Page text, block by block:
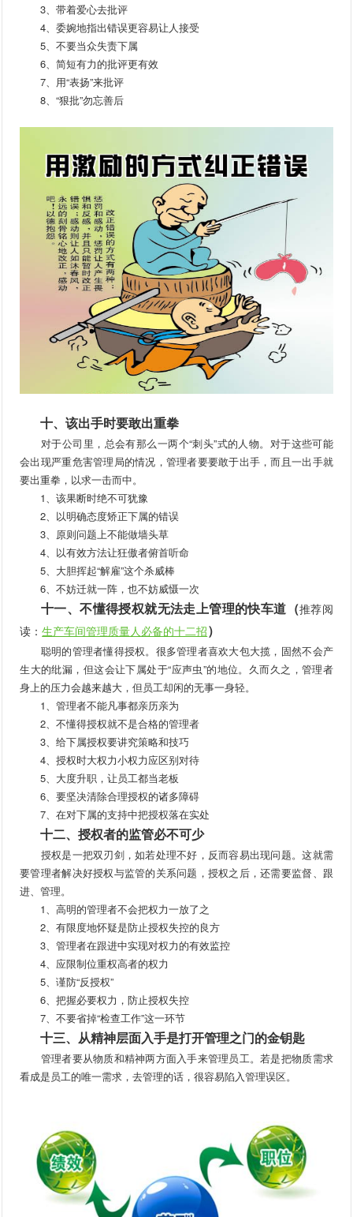
3、带着爱心去批评
4、委婉地指出错误更容易让人接受
5、不要当众失责下属
6、简短有力的批评更有效
7、用“表扬”来批评
8、“狠批”勿忘善后
十、该出手时要敢出重拳
对于公司里，总会有那么一两个“刺头”式的人物。对于这些可能
会出现严重危害管理局的情况，管理者要要敢于出手，而且一出手就
要出重拳，以求一击而中。
1、该果断时绝不可犹豫
2、以明确态度矫正下属的错误
3、原则问题上不能做墙头草
4、以有效方法让狂傲者俯首听命
5、大胆挥起“解雇”这个杀威棒
6、不妨迁就一阵，也不妨威慑一次
十一、不懂得授权就无法走上管理的快车道（推荐阅
读：生产车间管理质量人必备的十二招）
聪明的管理者懂得授权。很多管理者喜欢大包大揽，固然不会产
生大的纰漏，但这会让下属处于“应声虫”的地位。久而久之，管理者
身上的压力会越来越大，但员工却闲的无事一身轻。
1、管理者不能凡事都亲历亲为
2、不懂得授权就不是合格的管理者
3、给下属授权要讲究策略和技巧
4、授权时大权力小权力应区别对待
5、大度升职，让员工都当老板
6、要坚决清除合理授权的诸多障碍
7、在对下属的支持中把授权落在实处
十二、授权者的监管必不可少
授权是一把双刃剑，如若处理不好，反而容易出现问题。这就需
要管理者解决好授权与监管的关系问题，授权之后，还需要监督、跟
进、管理。
1、高明的管理者不会把权力一放了之
2、有限度地怀疑是防止授权失控的良方
3、管理者在跟进中实现对权力的有效监控
4、应限制位重权高者的权力
5、谨防“反授权”
6、把握必要权力，防止授权失控
7、不要省掉“检查工作”这一环节
十三、从精神层面入手是打开管理之门的金钥匙
管理者要从物质和精神两方面入手来管理员工。若是把物质需求
看成是员工的唯一需求，去管理的话，很容易陷入管理误区。